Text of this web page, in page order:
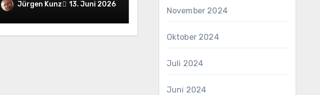
Jürgen Kunz 13. Juni 2026
November 2024
Oktober 2024
Juli 2024
Juni 2024